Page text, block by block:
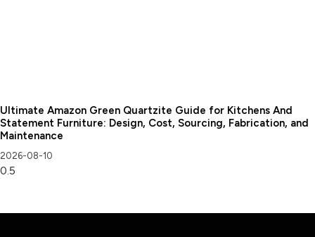
Ultimate Amazon Green Quartzite Guide for Kitchens And
Statement Furniture: Design, Cost, Sourcing, Fabrication, and
Maintenance
2026-08-10